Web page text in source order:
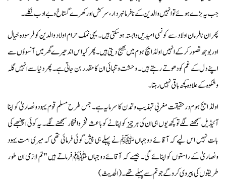
جب یہ بڑے ہوئے تو انہیں والدین کے نا فرمانبردار، سرکش اور کھرے گستاخ وبے ادب نکلے۔
پھر ان نافرمان اولاد سے کونسی امیدیں وابستہ ہوسکتی ہیں۔ یہی نمک حرام اولاد والدین کو فرسودہ خیال
اور بوجھ تصور کرکے انہیں اولڈ ایچ ہوم میں بھیج دیتی ہیں۔ پھر کیا اس اندھیرے گھر میں آنسوؤں سے
اپنے دل کے غم کو دھوتے رہتے ہیں۔ وحشت وتنہائی ان کا مقدر بن جاتی ہے۔ پھر دنیا سے انہیں گلہ
وشکوہ کے علاوہ کچھ باقی نہیں رہتا۔
اولڈ ایج ہوم درحقیقت مغربی تہذیب وتمدن کا سرمایہ ہے۔ جس طرح مسلم قوم یہود ونصاریٰ کو اپنا
آئیڈیل سمجھنے لگے تو کچھ یوں ہی ان کی ہر چیز کو اپنانے کو باعث فخر و افتخار سمجھنے لگے۔ یہ کوئی اچنبھے کی
بات نہیں اس لیے کہ آقائے دوجہاں ﷺ نے پہلے ہی پیش گوئی فرمائی تھی کہ میری امت یہود
ونصاریٰ کے راستوں کو اپنائے گی۔ جیسے کہ آقائے دوجہاں ﷺ فرماتے ہیں '' تم لازمی ان طور
طریقوں کی پیروی کروگے جو تم سے پہلے تھے۔(الحدیث)